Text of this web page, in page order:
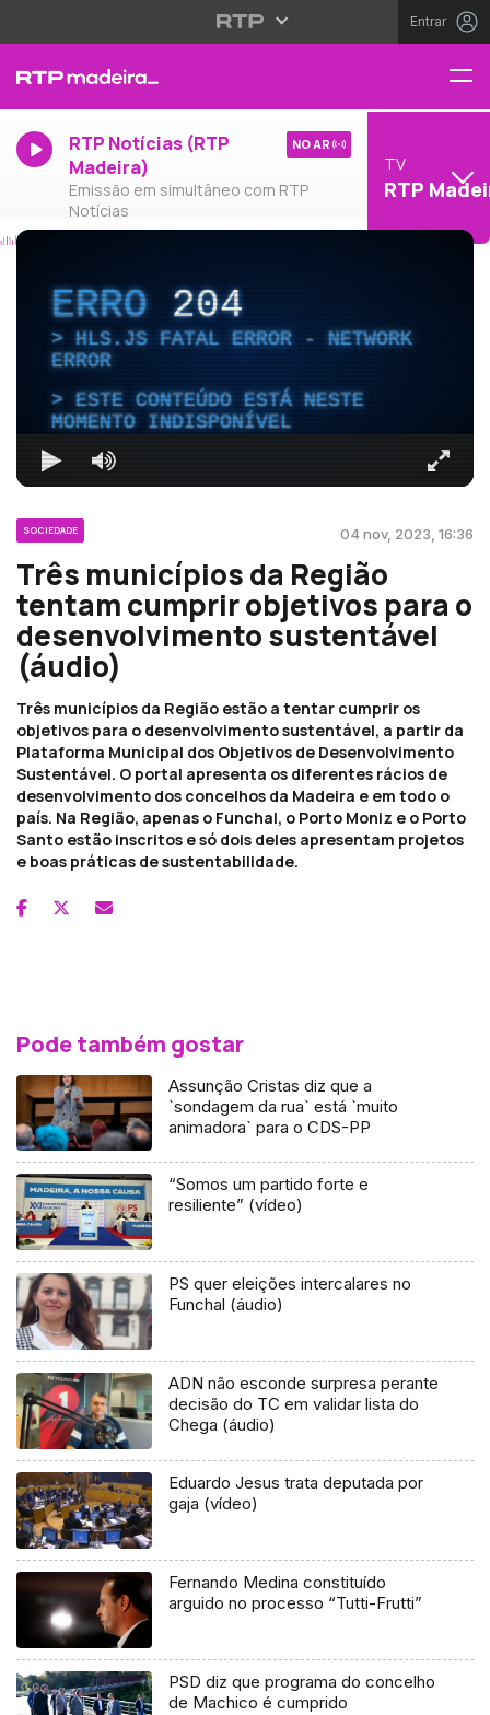
Entrar
RTP Notícias (RTP
Madeira)
Emissão em simultâneo com RTP
Notícias
NO AR
TV
RTP
ERRO204
HLS.JS FATAL ERROR - NETWORK
ERROR
ESTE CONTEÚDO ESTÁ NESTE
MOMENTO INDISPONÍVEL
SOCIEDADE 04 nov, 2023, 16:36
Três municípios da Região
tentam cumprir objetivos para o
desenvolvimento sustentável
(áudio)
Três municípios da Região estão a tentar cumprir os
objetivos para o desenvolvimento sustentável, a partir da
Plataforma Municipal dos Objetivos de Desenvolvimento
Sustentável. O portal apresenta os diferentes rácios de
desenvolvimento dos concelhos da Madeira e em todo o
país. Na Região, apenas o Funchal, o Porto Moniz e o Porto
Santo estão inscritos e só dois deles apresentam projetos
e boas práticas de sustentabilidade.
Pode também gostar
Assunção Cristas diz que a
`sondagem da rua` está `muito
animadora` para o CDS-PP
“Somos um partido forte e
resiliente” (vídeo)
PS quer eleições intercalares no
Funchal (áudio)
ADN não esconde surpresa perante
decisão do TC em validar lista do
Chega (áudio)
Eduardo Jesus trata deputada por
gaja (vídeo)
Fernando Medina constituído
arguido no processo “Tutti-Frutti”
PSD diz que programa do concelho
de Machico é cumprido